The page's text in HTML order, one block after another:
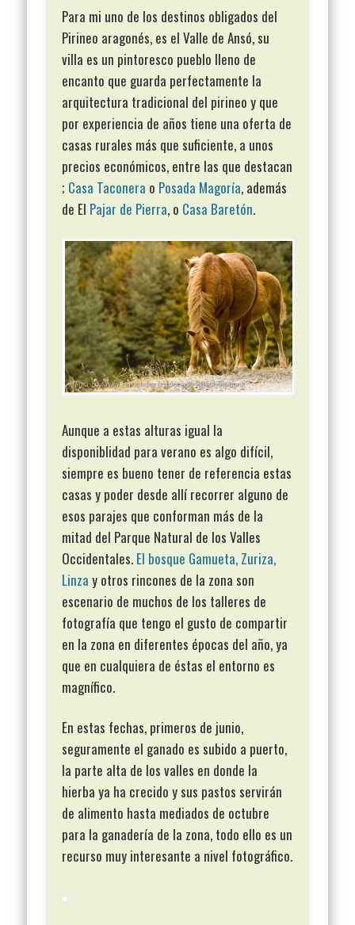
Para mi uno de los destinos obligados del
Pirineo aragonés, es el Valle de Ansó, su
villa es un pintoresco pueblo lleno de
encanto que guarda perfectamente la
arquitectura tradicional del pirineo y que
por experiencia de años tiene una oferta de
casas rurales más que suficiente, a unos
precios económicos, entre las que destacan
; Casa Taconera o Posada Magoría, además
de El Pajar de Pierra, o Casa Baretón.
Aunque a estas alturas igual la
disponiblidad para verano es algo difícil,
siempre es bueno tener de referencia estas
casas y poder desde allí recorrer alguno de
esos parajes que conforman más de la
mitad del Parque Natural de los Valles
Occidentales. El bosque Gamueta, Zuriza,
Linza y otros rincones de la zona son
escenario de muchos de los talleres de
fotografía que tengo el gusto de compartir
en la zona en diferentes épocas del año, ya
que en cualquiera de éstas el entorno es
magnífico.
En estas fechas, primeros de junio,
seguramente el ganado es subido a puerto,
la parte alta de los valles en donde la
hierba ya ha crecido y sus pastos servirán
de alimento hasta mediados de octubre
para la ganadería de la zona, todo ello es un
recurso muy interesante a nivel fotográfico.